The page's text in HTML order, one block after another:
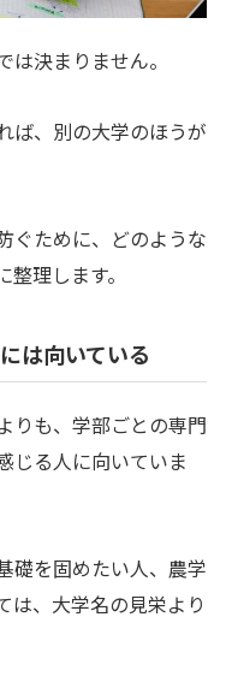
決まりません。
ば、別の大学のほうが
ぐために、どのような
理します。
は向いている
りも、学部ごとの専門
じる人に向いていま
礎を固めたい人、農学
は、大学名の見栄より